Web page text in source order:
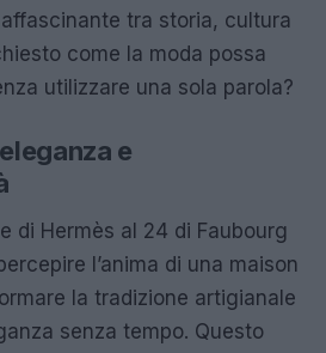
tra storia, cultura
come la moda possa
utilizzare una sola parola?
e
di Hermès al 24 di Faubourg
l’anima di una maison
la tradizione artigianale
senza tempo. Questo